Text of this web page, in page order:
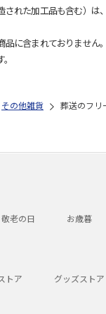
れた加工品も含む）は
に含まれておりません。
その他雑貨 葬送のフ
敬老の日 お歳暮
トア グッズストア